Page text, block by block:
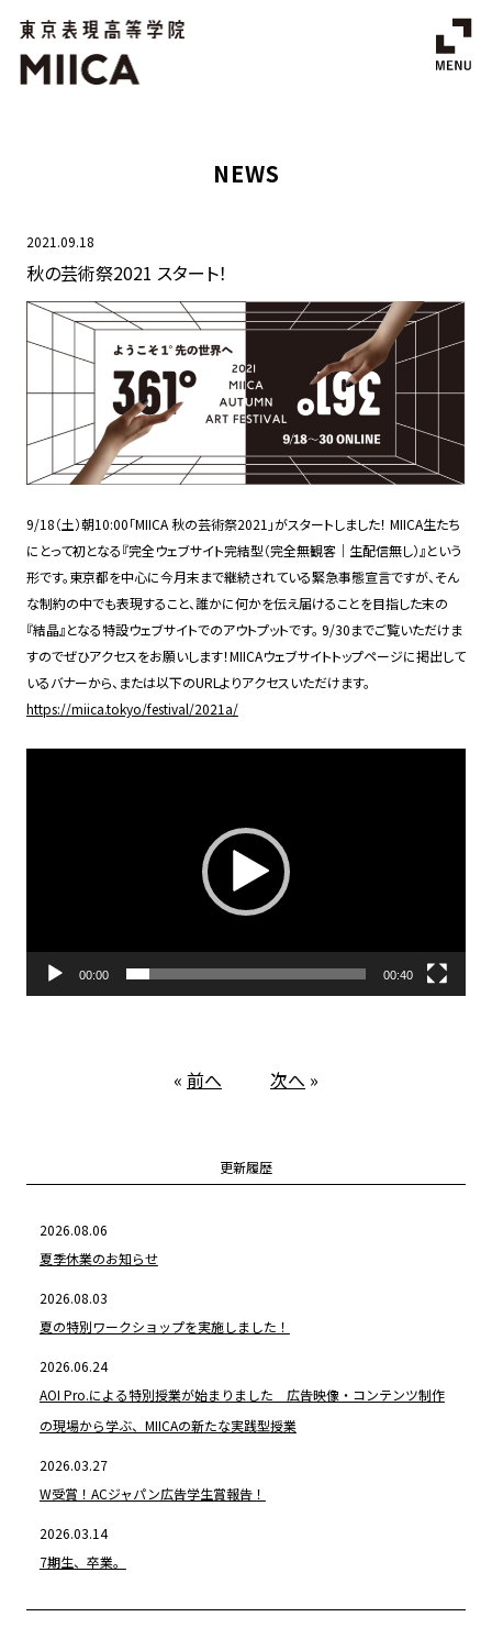
NEWS
2021.09.18
秋の芸術祭2021 スタート！
9/18（土）朝10:00「MIICA 秋の芸術祭2021」がスタートしました！ MIICA生たち
にとって初となる『完全ウェブサイト完結型（完全無観客｜生配信無し）』という
形です。東京都を中心に今月末まで継続されている緊急事態宣言ですが、そん
な制約の中でも表現すること、誰かに何かを伝え届けることを目指した末の
『結晶』となる特設ウェブサイトでのアウトプットです。 9/30までご覧いただけま
すのでぜひアクセスをお願いします！MIICAウェブサイトトップページに掲出して
いるバナーから、または以下のURLよりアクセスいただけます。
https://miica.tokyo/festival/2021a/
00:00 00:40
« 前へ 次へ »
更新履歴
2026.08.06
夏季休業のお知らせ
2026.08.03
夏の特別ワークショップを実施しました！
2026.06.24
AOI Pro.による特別授業が始まりました 広告映像・コンテンツ制作
の現場から学ぶ、MIICAの新たな実践型授業
2026.03.27
W受賞！ACジャパン広告学生賞報告！
2026.03.14
7期生、卒業。